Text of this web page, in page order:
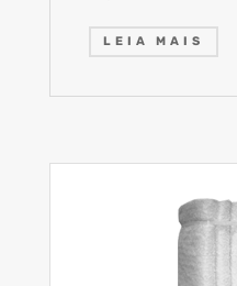
LEIA MAIS